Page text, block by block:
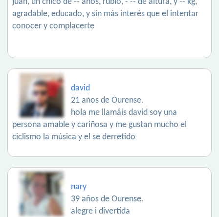
agradable, educado, y sin más interés que el intentar
conocer y complacerte
david
21 años de Ourense.
hola me llamáis david soy una
persona amable y cariñosa y me gustan mucho el
ciclismo la música y el se derretido
nary
39 años de Ourense.
alegre i divertida